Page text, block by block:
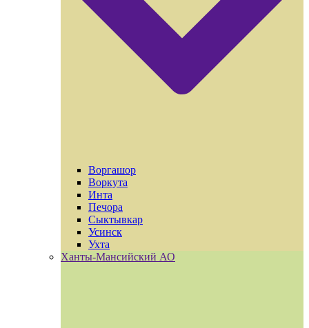
Воргашор
Воркута
Инта
Печора
Сыктывкар
Усинск
Ухта
Ханты-Мансийский АО